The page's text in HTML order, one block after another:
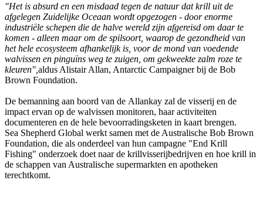
"Het is absurd en een misdaad tegen de natuur dat krill uit de
afgelegen Zuidelijke Oceaan wordt opgezogen - door enorme
industriële schepen die de halve wereld zijn afgereisd om daar te
komen - alleen maar om de spilsoort, waarop de gezondheid van
het hele ecosysteem afhankelijk is, voor de mond van voedende
walvissen en pinguïns weg te zuigen, om gekweekte zalm roze te
kleuren", aldus Alistair Allan, Antarctic Campaigner bij de Bob
Brown Foundation.
De bemanning aan boord van de Allankay zal de visserij en de
impact ervan op de walvissen monitoren, haar activiteiten
documenteren en de hele bevoorradingsketen in kaart brengen.
Sea Shepherd Global werkt samen met de Australische Bob Brown
Foundation, die als onderdeel van hun campagne "End Krill
Fishing" onderzoek doet naar de krillvisserijbedrijven en hoe krill in
de schappen van Australische supermarkten en apotheken
terechtkomt.